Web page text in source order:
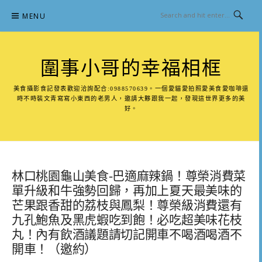
content
MENU
圍事小哥的幸福相框
美食攝影食記發表歡迎洽詢配合:0988570639。一個愛貓愛拍照愛美食愛咖啡還
時不時裝文青寫寫小東西的老男人，邀請大夥跟我一起，發現這世界更多的美
好。
林口桃園龜山美食-巴適麻辣鍋！尊榮消費菜
單升級和牛強勢回歸，再加上夏天最美味的
芒果跟香甜的荔枝與鳳梨！尊榮級消費還有
九孔鮑魚及黑虎蝦吃到飽！必吃超美味花枝
丸！內有飲酒議題請切記開車不喝酒喝酒不
開車！（邀約）